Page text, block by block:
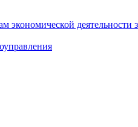
экономической деятельности